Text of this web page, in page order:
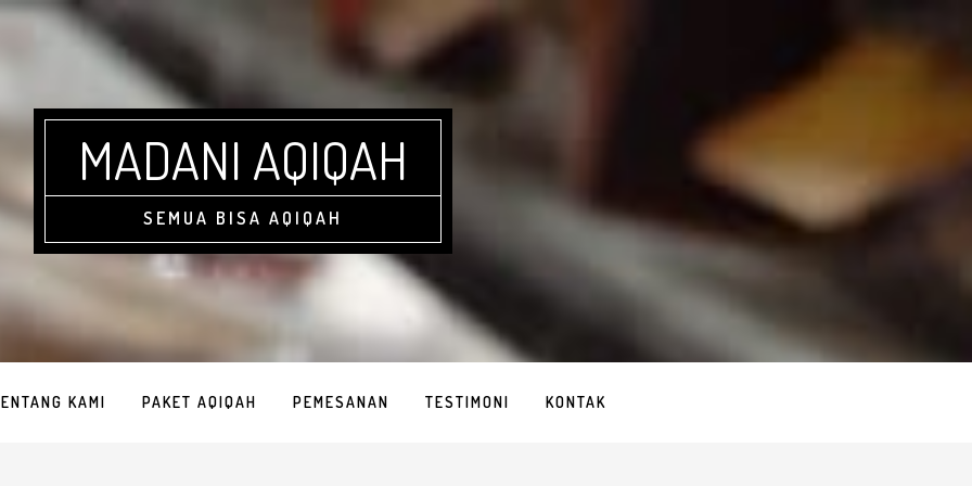
MADANI AQIQAH
SEMUA BISA AQIQAH
KAMI PAKET AQIQAH PEMESANAN TESTIMONI KONTAK